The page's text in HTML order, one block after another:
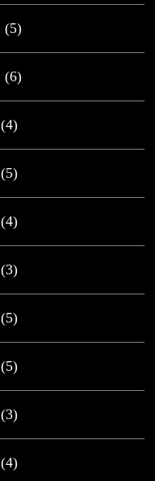
(5)
(6)
(4)
(5)
(4)
(3)
(5)
(5)
(3)
(4)